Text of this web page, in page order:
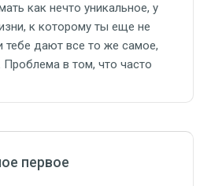
как нечто уникальное, у
к которому ты еще не
тебе дают все то же самое,
в том, что часто
первое